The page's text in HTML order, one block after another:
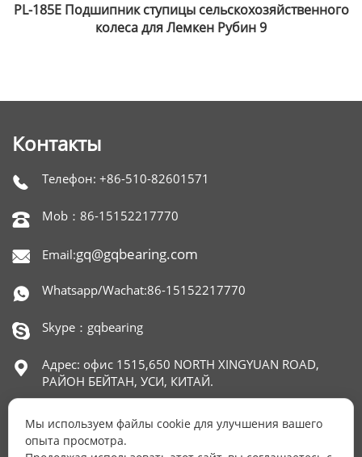
PL-185E Подшипник ступицы сельскохозяйственного
колеса для Лемкен Рубин 9
Контакты
 Телефон: +86-510-82601571
 Mob：86-15152217770
 Email:gq@gqbearing.com
 Whatsapp/Wachat:86-15152217770
 Skype：gqbearing

Адрес: офис 1515,650 NORTH XINGYUAN ROAD,
РАЙОН БЕЙТАН, УСИ, КИТАЙ.
ОСТАЛИСЬ ВОПРОСЫ?
Мы используем файлы cookie для улучшения вашего
опыта просмотра.